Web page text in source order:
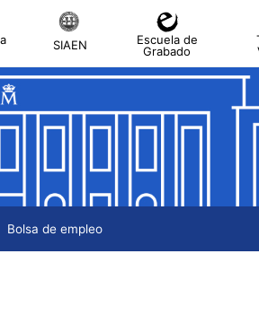
SIAEN
Escuela de
Grabado
Bolsa de empleo